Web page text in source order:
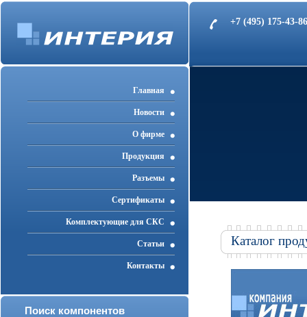
+7 (495) 175-43-
Главная
Новости
О фирме
Продукция
Разъемы
Cертификаты
Комплектующие для СКС
Статьи
Контакты
Поиск компонентов
Каталог